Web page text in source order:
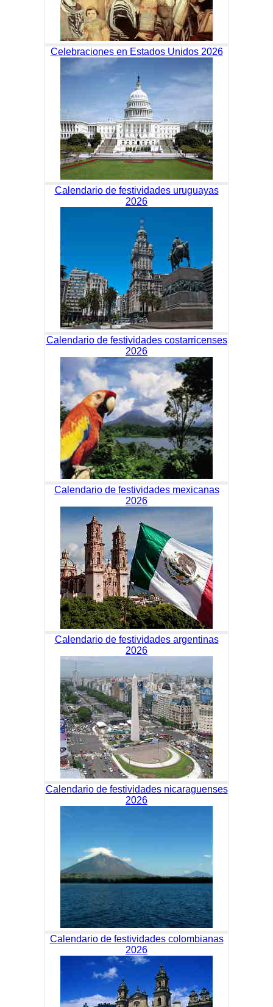
Celebraciones en Estados Unidos 2026
Calendario de festividades uruguayas
2026
Calendario de festividades costarricenses
2026
Calendario de festividades mexicanas
2026
Calendario de festividades argentinas
2026
Calendario de festividades nicaraguenses
2026
Calendario de festividades colombianas
2026